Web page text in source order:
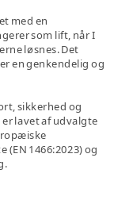
med en
som lift, når I
løsnes. Det
en genkendelig og
sikkerhed og
lavet af udvalgte
1466:2023) og